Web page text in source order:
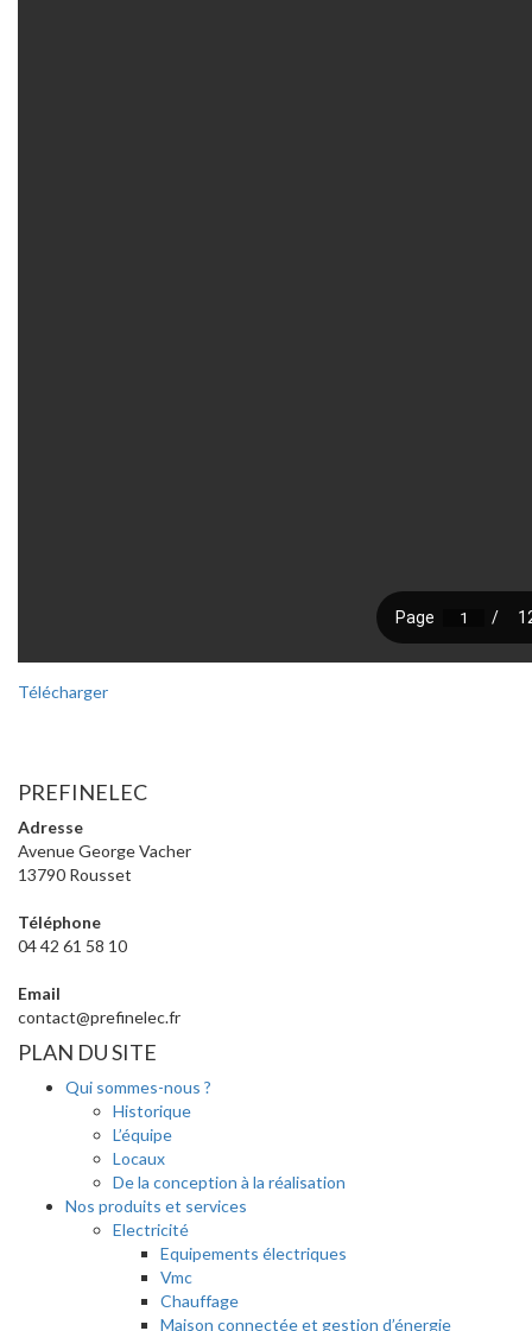
Télécharger
PREFINELEC
Adresse
Avenue George Vacher
13790 Rousset
Téléphone
04 42 61 58 10
Email
contact@prefinelec.fr
PLAN DU SITE
Qui sommes-nous ?
Historique
L’équipe
Locaux
De la conception à la réalisation
Nos produits et services
Electricité
Equipements électriques
Vmc
Chauffage
Maison connectée et gestion d’énergie